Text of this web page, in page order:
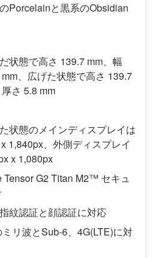
Porcelainと黒系のObsidian
状態で高さ 139.7 mm、幅
、広げた状態で高さ 139.7
さ 5.8 mm
状態のメインディスプレイは
1,840px、外側ディスプレイ
x 1,080px
Tensor G2 Titan M2™ セキュ
紋認証と顔認証に対応
リ波とSub-6、4G(LTE)に対